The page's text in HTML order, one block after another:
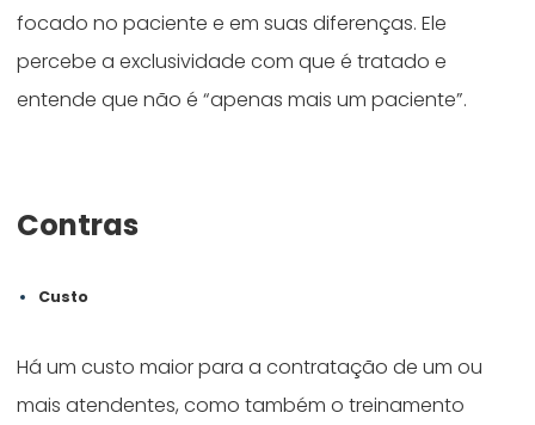
focado no paciente e em suas diferenças. Ele
percebe a exclusividade com que é tratado e
entende que não é “apenas mais um paciente”.
Contras
Custo
Há um custo maior para a contratação de um ou
mais atendentes, como também o treinamento